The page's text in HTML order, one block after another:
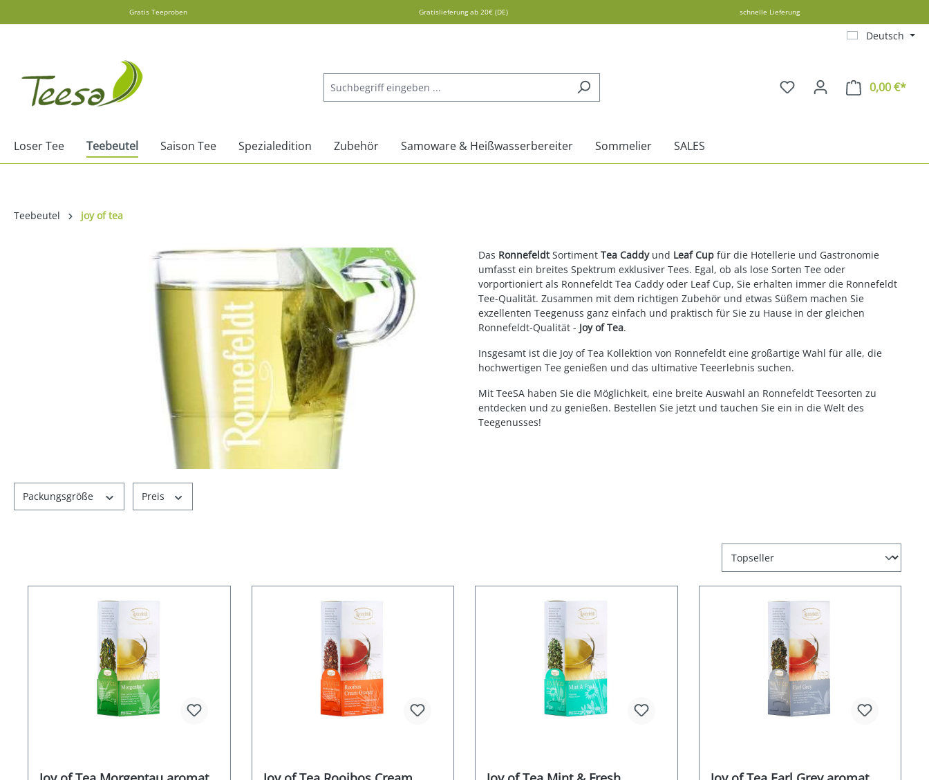
Zur Hauptnavigation springen
Gratis Teeproben Gratislieferung ab 20€ (DE) schnelle Lieferung
Deutsch
0,00 €*
Loser Tee Teebeutel Saison Tee Spezialedition Zubehör Samoware & Heißwasserbereiter Sommelier SALES
Teebeutel joy of tea
Das RonnefeldtSortiment Tea Caddyund Leaf Cup für die Hotellerie und Gastronomie
umfasst ein breites Spektrum exklusiver Tees. Egal, ob als lose Sorten Tee oder
vorportioniert als Ronnefeldt Tea Caddy oder Leaf Cup, Sie erhalten immer die Ronnefeldt
Tee-Qualität. Zusammen mit dem richtigen Zubehör und etwas Süßem machen Sie
exzellenten Teegenuss ganz einfach und praktisch für Sie zu Hause in der gleichen
Ronnefeldt-Qualität - Joy of Tea.
Insgesamt ist die Joy of Tea Kollektion von Ronnefeldt eine großartige Wahl für alle, die
hochwertigen Tee genießen und das ultimative Teeerlebnis suchen.
Mit TeeSA haben Sie die Möglichkeit, eine breite Auswahl an Ronnefeldt Teesorten zu
entdecken und zu genießen. Bestellen Sie jetzt und tauchen Sie ein in die Welt des
Teegenusses!
Packungsgröße Preis